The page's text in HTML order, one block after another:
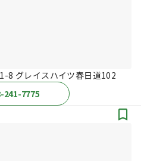
8 グレイスハイツ春日道102
241-7775